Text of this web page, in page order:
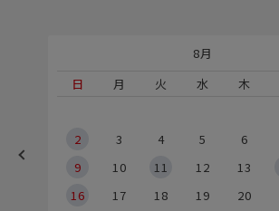
8月
日
月 火 水 木
2
3 4 5 6
9
10 11 12 13
16
17 18 19 20